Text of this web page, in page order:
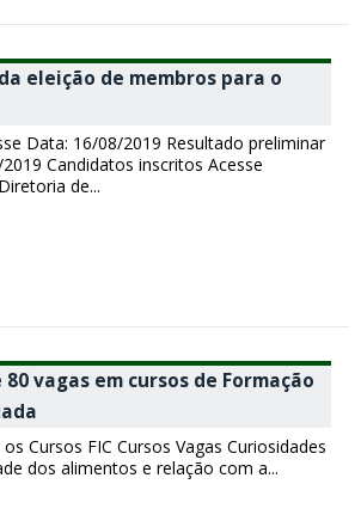
eleição de membros para o
Data: 16/08/2019 Resultado preliminar
Candidatos inscritos Acesse
de...
vagas em cursos de Formação
Cursos FIC Cursos Vagas Curiosidades
dos alimentos e relação com a...